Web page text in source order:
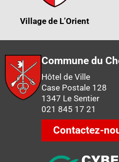
Village de L’Orient
Commune du
Hôtel de Ville
Case Postale 128
1347 Le Sentier
021 845 17 21
Contactez-